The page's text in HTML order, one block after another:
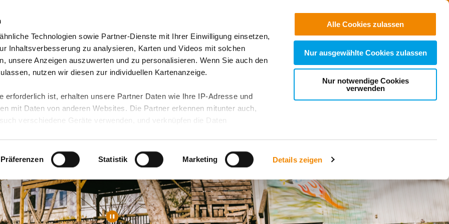
Technologien sowie Partner-Dienste mit Ihrer Einwilligung einsetzen,
Inhaltsverbesserung zu analysieren, Karten und Videos mit solchen
unsere Anzeigen auszuwerten und zu personalisieren. Wenn Sie auch den
nutzen wir diesen zur individuellen Kartenanzeige.
erforderlich ist, erhalten unsere Partner Daten wie Ihre IP-Adresse und
mit Daten von anderen Websites. Die Partner erkennen mitunter auch,
verschiedene Geräte verwenden, und verknüpfen die Daten
Daten führen kann.
unserenDatenschutzhinweisenund in unsererCookie-Übersicht. Wenn
Funktionen für diese Zwecke aktiviert sind, müssen Sie alle Cookie-
mittels nachfolgender Buttons über Ihre Einwilligung für diese
erteilte Einwilligung stets für die Zukunft widerrufen. Bitte beachten Sie:
Präferenzen Statistik Marketing Details zeigen
Alle Cookies zulassen
Nur ausgewählte Cookies zulassen
Nur notwendige Cookies
verwenden
Suchen
& Angebote Presse & Themen Jobs & Karriere Spenden
Jobs